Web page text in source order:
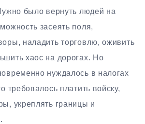
было вернуть людей на
засеять поля,
наладить торговлю, оживить
хаос на дорогах. Но
нуждалось в налогах
требовалось платить войску,
укреплять границы и